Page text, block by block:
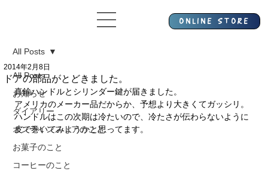
All Posts
お知らせ
ダイアリー
オンラインストアのこと
お菓子のこと
コーヒーのこと
All Posts
ドアの部品がとどきました。
2014年2月8日
真鍮ハンドルとシリンダー鍵が届きました。
アメリカのメーカー品だからか、予想より大きくてガッシリ。
ハンドルはこの次期は冷たいので、冷たさが伝わらないように
皮で巻いてみようかと思ってます。